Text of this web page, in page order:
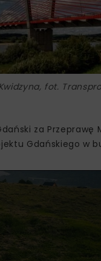
fot.
za Przeprawę
Gdańskiego w